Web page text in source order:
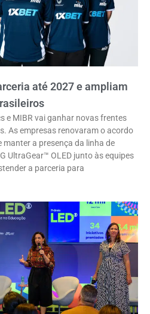
até 2027 e ampliam
e MIBR vai ganhar novas frentes
As empresas renovaram o acordo
manter a presença da linha de
UltraGear™ OLED junto às equipes
a parceria para